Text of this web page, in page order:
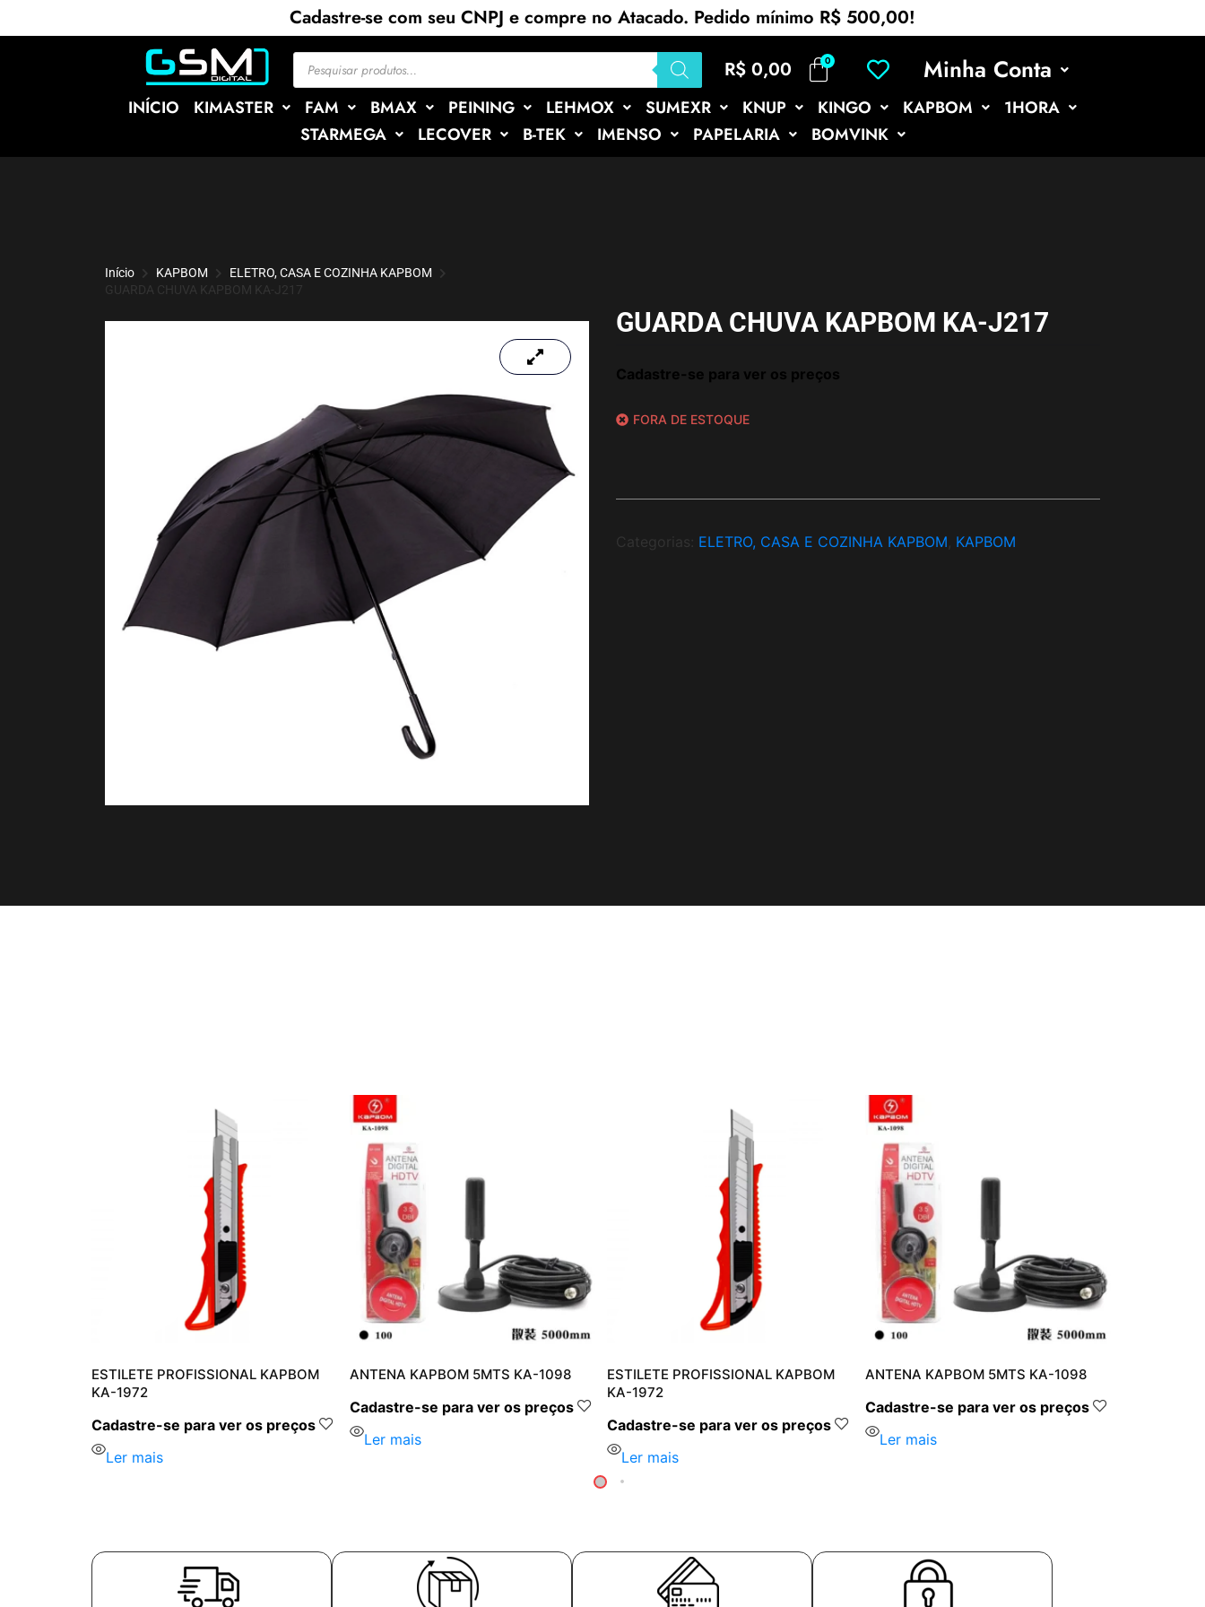
Cadastre-se com seu CNPJ e compre no Atacado. Pedido mínimo R$ 500,00!
R$ 0,00 Minha Conta
INÍCIO KIMASTER FAM BMAX PEINING LEHMOX SUMEXR KNUP KINGO KAPBOM
1HORA
STARMEGA
LECOVER B-TEK IMENSO PAPELARIA BOMVINK
Início KAPBOM
ELETRO, CASA E COZINHA KAPBOM
GUARDA CHUVA KAPBOM KA-J217
GUARDA CHUVA KAPBOM KA-J217
Cadastre-se para ver os preços
FORA DE ESTOQUE
Categorias: ELETRO, CASA E COZINHA KAPBOM, KAPBOM
ESTILETE PROFISSIONAL KAPBOM
KA-1972
Cadastre-se para ver os preços
Ler mais
ANTENA KAPBOM 5MTS KA-1098
Cadastre-se para ver os preços
Ler mais
ESTILETE PROFISSIONAL KAPBOM
KA-1972
Cadastre-se para ver os preços
Ler mais
ANTENA KAPBOM 5MTS KA-1098
Cadastre-se para ver os preços
Ler mais